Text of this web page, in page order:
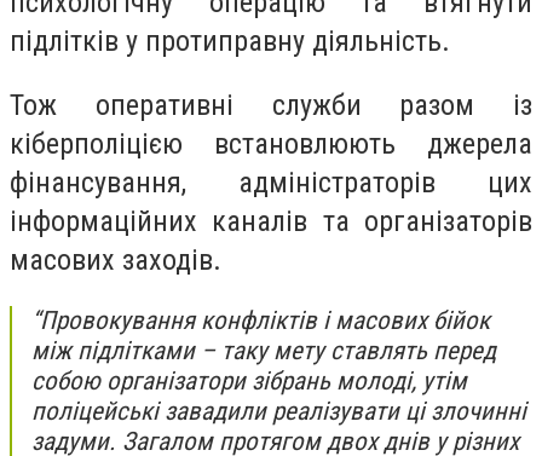
підлітків у протиправну діяльність.
Тож оперативні служби разом із
кіберполіцією встановлюють джерела
фінансування, адміністраторів цих
інформаційних каналів та організаторів
масових заходів.
“Провокування конфліктів і масових бійок
між підлітками – таку мету ставлять перед
собою організатори зібрань молоді, утім
поліцейські завадили реалізувати ці злочинні
задуми. Загалом протягом двох днів у різних